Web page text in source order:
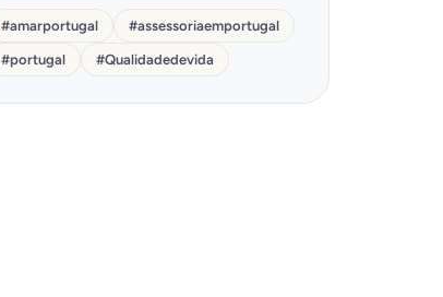
#amarportugal #assessoriaemportugal
#portugal #Qualidadedevida